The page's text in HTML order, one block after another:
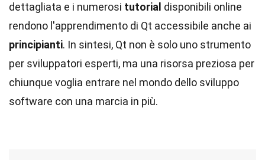
dettagliata e i numerosi tutorial disponibili online
rendono l'apprendimento di Qt accessibile anche ai
principianti. In sintesi, Qt non è solo uno strumento
per sviluppatori esperti, ma una risorsa preziosa per
chiunque voglia entrare nel mondo dello sviluppo
software con una marcia in più.